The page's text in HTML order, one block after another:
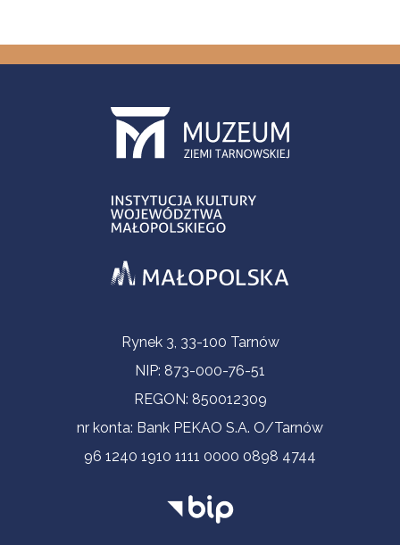
Informacje kontaktoweRynek 3, 33-100 Tarnów
NIP: 873-000-76-51
REGON: 850012309
nr konta: Bank PEKAO S.A. O/Tarnów
96 1240 1910 1111 0000 0898 4744